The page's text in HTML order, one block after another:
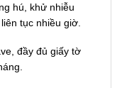
hú, khử nhiễu
tục nhiều giờ.
đầy đủ giấy tờ